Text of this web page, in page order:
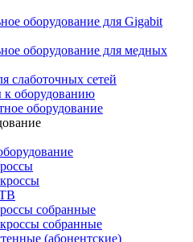
оборудование для Gigabit
оборудование для медных
слаботочных сетей
к оборудованию
оборудование
собранные
собранные
(абонентские)